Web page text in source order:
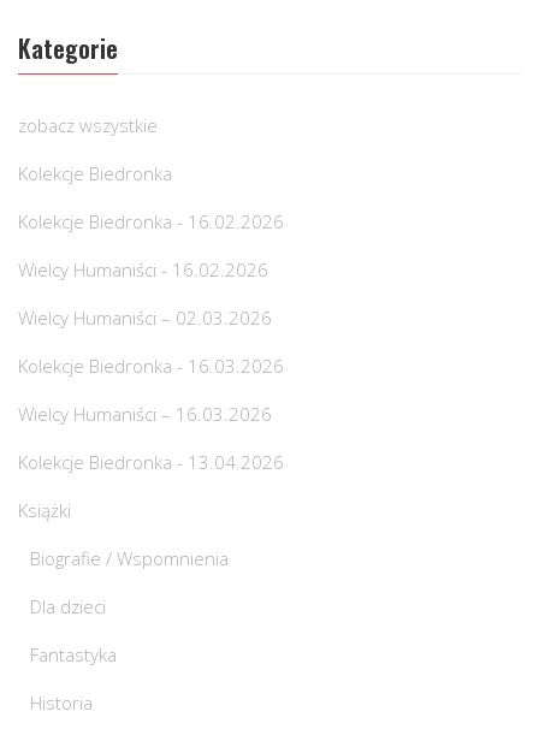
Kategorie
zobacz wszystkie
Kolekcje Biedronka
Kolekcje Biedronka - 16.02.2026
Wielcy Humaniści - 16.02.2026
Wielcy Humaniści – 02.03.2026
Kolekcje Biedronka - 16.03.2026
Wielcy Humaniści – 16.03.2026
Kolekcje Biedronka - 13.04.2026
Książki
Biografie / Wspomnienia
Dla dzieci
Fantastyka
Historia